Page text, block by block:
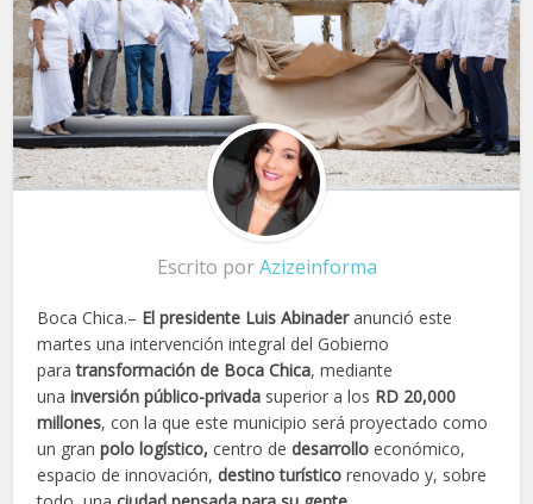
Escrito porAzizeinforma
Boca Chica.– El presidente Luis Abinaderanunció este
martes una intervención integral del Gobierno
paratransformación de Boca Chica, mediante
unainversión público-privada superior a los RD 20,000
millones, con la que este municipio será proyectado como
un granpolo logístico, centro dedesarrollo económico,
espacio de innovación,destino turístico renovado y, sobre